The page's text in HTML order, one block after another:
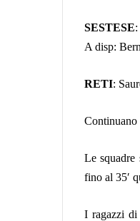
SESTESE
A disp:
RETI:
Continuano
Le
fino al 35′
I ragazzi di